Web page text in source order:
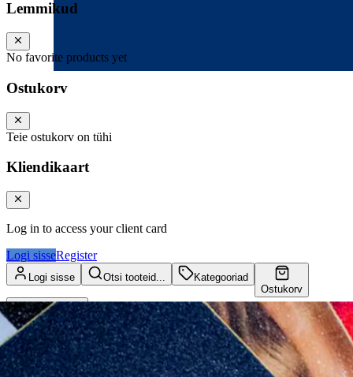
Lemmikud
No favorite products yet
Ostukorv
Teie ostukorv on tühi
Kliendikaart
Log in to access your client card
Logi sisseRegister
Logi sisse Otsi tooteid...
Kategooriad
Ostukorv
Kliendikaart